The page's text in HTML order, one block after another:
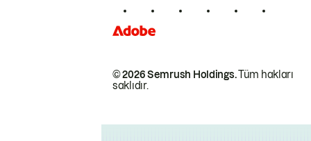
© 2026 Semrush Holdings.Tüm hakları
saklıdır.